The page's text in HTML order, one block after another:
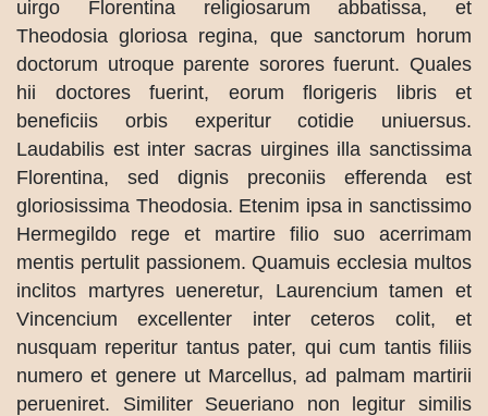
uirgo Florentina religiosarum abbatissa, et
Theodosia gloriosa regina, que sanctorum horum
doctorum utroque parente sorores fuerunt. Quales
hii doctores fuerint, eorum florigeris libris et
beneficiis orbis experitur cotidie uniuersus.
Laudabilis est inter sacras uirgines illa sanctissima
Florentina, sed dignis preconiis efferenda est
gloriosissima Theodosia. Etenim ipsa in sanctissimo
Hermegildo rege et martire filio suo acerrimam
mentis pertulit passionem. Quamuis ecclesia multos
inclitos martyres ueneretur, Laurencium tamen et
Vincencium excellenter inter ceteros colit, et
nusquam reperitur tantus pater, qui cum tantis filiis
numero et genere ut Marcellus, ad palmam martirii
perueniret. Similiter Seueriano non legitur similis